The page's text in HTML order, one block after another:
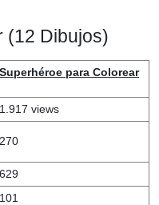
(12 Dibujos)
Superhéroe para Colorear
1.917 views
270
629
101